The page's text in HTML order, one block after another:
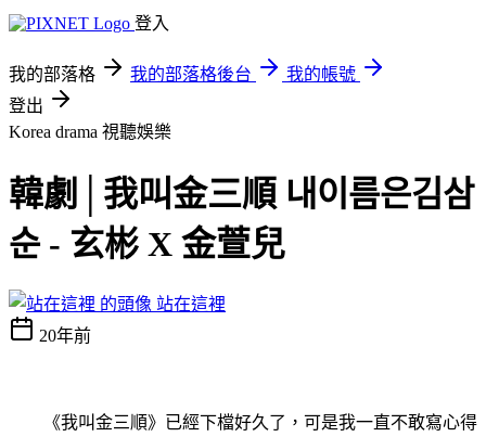
登入
我的部落格 我的部落格後台
我的帳號
登出
Korea drama 視聽娛樂
韓劇│我叫金三順 내이름은김삼
순 - 玄彬 X 金萱兒
站在這裡
20年前
《我叫金三順》已經下檔好久了，可是我一直不敢寫心得